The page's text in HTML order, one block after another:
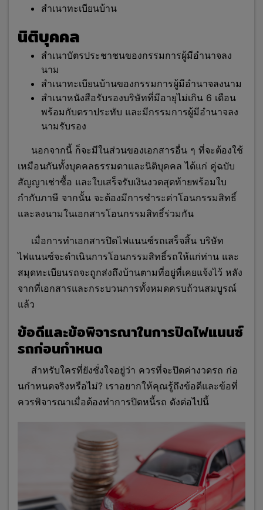
สำเนาทะเบียนบ้าน
นิติบุคคล
สำเนาบัตรประชาชนของกรรมการผู้มีอำนาจลง
นาม
สำเนาทะเบียนบ้านของกรรมการผู้มีอำนาจลงนาม
สำเนาหนังสือรับรองบริษัทที่มีอายุไม่เกิน 6 เดือน
พร้อมกับตราประทับ และมีกรรมการผู้มีอำนาจลง
นามรับรอง
นอกจากนี้ ก็จะมีในส่วนของเอกสารอื่น ๆ ที่จะต้องใช้
เหมือนกันทั้งบุคคลธรรมดาและนิติบุคคล ได้แก่ คู่ฉบับ
สัญญาเช่าซื้อ และใบเสร็จรับเงินงวดสุดท้ายพร้อมใบ
กำกับภาษี จากนั้น จะต้องมีการชำระค่าโอนกรรมสิทธิ์
และลงนามในเอกสารโอนกรรมสิทธิ์ร่วมกัน
เมื่อการทำเอกสารปิดไฟแนนซ์รถเสร็จสิ้น บริษัท
ไฟแนนซ์จะดำเนินการโอนกรรมสิทธิ์รถให้แก่ท่าน และ
สมุดทะเบียนรถจะถูกส่งถึงบ้านตามที่อยู่ที่เคยแจ้งไว้ หลัง
จากที่เอกสารและกระบวนการทั้งหมดครบถ้วนสมบูรณ์
แล้ว
ข้อดีและข้อพิจารณาในการปิดไฟแนนซ์
รถก่อนกำหนด
สำหรับใครที่ยังชั่งใจอยู่ว่า ควรที่จะปิดค่างวดรถ ก่อ
นกําหนดจริงหรือไม่? เราอยากให้คุณรู้ถึงข้อดีและข้อที่
ควรพิจารณาเมื่อต้องทำการปิดหนี้รถ ดังต่อไปนี้